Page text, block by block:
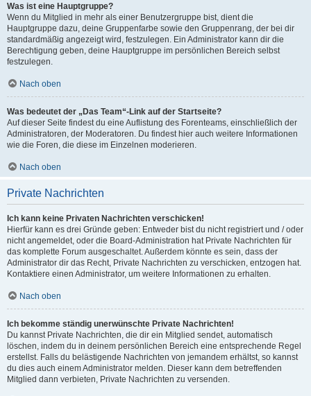
Was ist eine Hauptgruppe?
Wenn du Mitglied in mehr als einer Benutzergruppe bist, dient die
Hauptgruppe dazu, deine Gruppenfarbe sowie den Gruppenrang, der bei dir
standardmäßig angezeigt wird, festzulegen. Ein Administrator kann dir die
Berechtigung geben, deine Hauptgruppe im persönlichen Bereich selbst
festzulegen.
Nach oben
Was bedeutet der „Das Team“-Link auf der Startseite?
Auf dieser Seite findest du eine Auflistung des Forenteams, einschließlich der
Administratoren, der Moderatoren. Du findest hier auch weitere Informationen
wie die Foren, die diese im Einzelnen moderieren.
Nach oben
Private Nachrichten
Ich kann keine Privaten Nachrichten verschicken!
Hierfür kann es drei Gründe geben: Entweder bist du nicht registriert und / oder
nicht angemeldet, oder die Board-Administration hat Private Nachrichten für
das komplette Forum ausgeschaltet. Außerdem könnte es sein, dass der
Administrator dir das Recht, Private Nachrichten zu verschicken, entzogen hat.
Kontaktiere einen Administrator, um weitere Informationen zu erhalten.
Nach oben
Ich bekomme ständig unerwünschte Private Nachrichten!
Du kannst Private Nachrichten, die dir ein Mitglied sendet, automatisch
löschen, indem du in deinem persönlichen Bereich eine entsprechende Regel
erstellst. Falls du belästigende Nachrichten von jemandem erhältst, so kannst
du dies auch einem Administrator melden. Dieser kann dem betreffenden
Mitglied dann verbieten, Private Nachrichten zu versenden.